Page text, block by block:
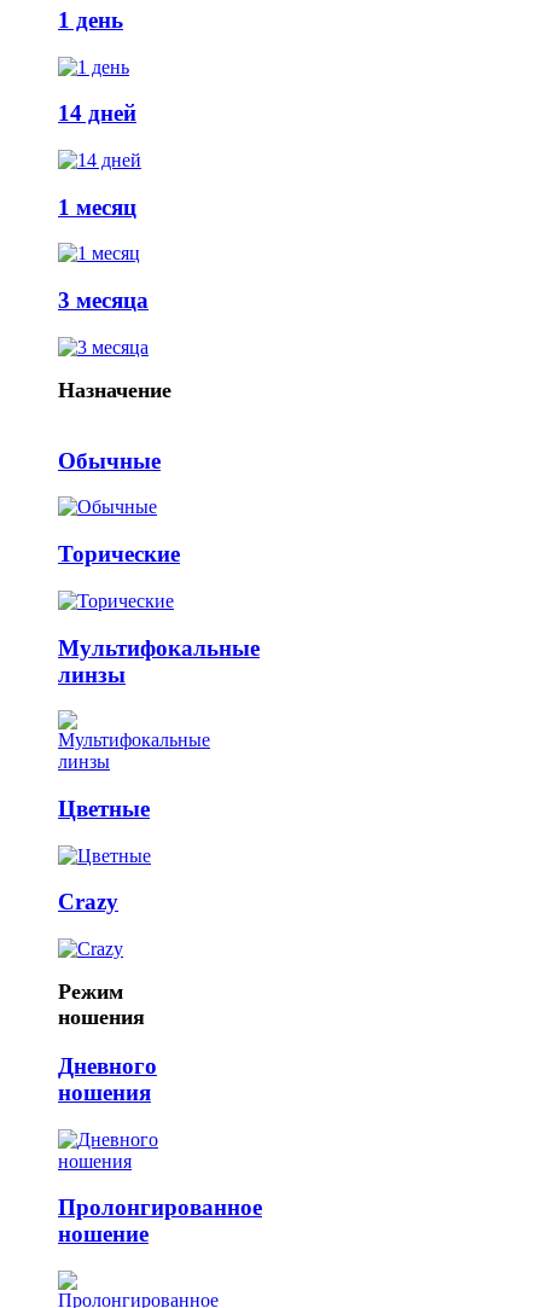
1 день
14 дней
1 месяц
3 месяца
Назначение
Обычные
Торические
Мультифокальные
линзы
Цветные
Crazy
Режим
ношения
Дневного
ношения
Пролонгированное
ношение